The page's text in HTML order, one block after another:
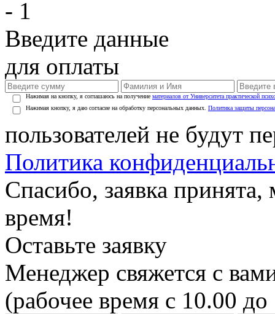
- 1
Введите данные
для оплаты
Нажимая на кнопку, я соглашаюсь на получение материалов от Университета практической
Нажимая кнопку, я даю согласие на обработку персональных данных. Политика защиты
пользователей не будут
Политика
Спасибо, заявка
время!
Оставьте заявку
Менеджер свяжется с
(рабочее время с 10.00